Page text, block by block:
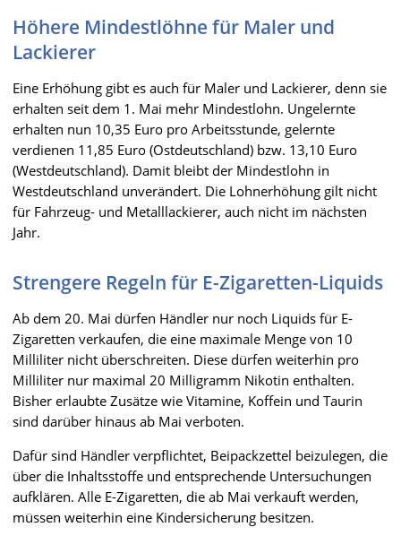
Höhere Mindestlöhne für Maler und
Lackierer
Eine Erhöhung gibt es auch für Maler und Lackierer, denn sie
erhalten seit dem 1. Mai mehr Mindestlohn. Ungelernte
erhalten nun 10,35 Euro pro Arbeitsstunde, gelernte
verdienen 11,85 Euro (Ostdeutschland) bzw. 13,10 Euro
(Westdeutschland). Damit bleibt der Mindestlohn in
Westdeutschland unverändert. Die Lohnerhöhung gilt nicht
für Fahrzeug- und Metalllackierer, auch nicht im nächsten
Jahr.
Strengere Regeln für E-Zigaretten-Liquids
Ab dem 20. Mai dürfen Händler nur noch Liquids für E-
Zigaretten verkaufen, die eine maximale Menge von 10
Milliliter nicht überschreiten. Diese dürfen weiterhin pro
Milliliter nur maximal 20 Milligramm Nikotin enthalten.
Bisher erlaubte Zusätze wie Vitamine, Koffein und Taurin
sind darüber hinaus ab Mai verboten.
Dafür sind Händler verpflichtet, Beipackzettel beizulegen, die
über die Inhaltsstoffe und entsprechende Untersuchungen
aufklären. Alle E-Zigaretten, die ab Mai verkauft werden,
müssen weiterhin eine Kindersicherung besitzen.